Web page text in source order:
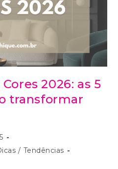
2026: as 5
transformar
/ Tendências